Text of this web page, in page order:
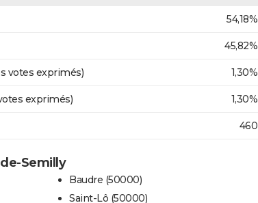
54,18%
45,82%
votes exprimés) 1,30%
exprimés) 1,30%
460
Semilly
Baudre (50000)
Saint-Lô (50000)